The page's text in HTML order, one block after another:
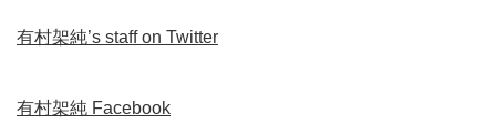
有村架純’s staff on Twitter
有村架純 Facebook